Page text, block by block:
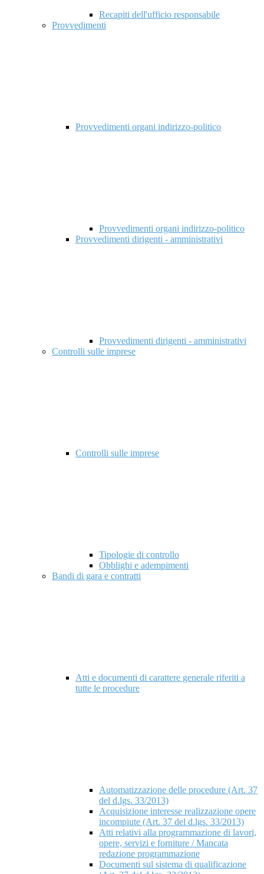
Recapiti dell'ufficio responsabile
Provvedimenti
Provvedimenti organi indirizzo-politico
Provvedimenti organi indirizzo-politico
Provvedimenti dirigenti - amministrativi
Provvedimenti dirigenti - amministrativi
Controlli sulle imprese
Controlli sulle imprese
Tipologie di controllo
Obblighi e adempimenti
Bandi di gara e contratti
Atti e documenti di carattere generale riferiti a
tutte le procedure
Automatizzazione delle procedure (Art. 37
del d.lgs. 33/2013)
Acquisizione interesse realizzazione opere
incompiute (Art. 37 del d.lgs. 33/2013)
Atti relativi alla programmazione di lavori,
opere, servizi e forniture / Mancata
redazione programmazione
Documenti sul sistema di qualificazione